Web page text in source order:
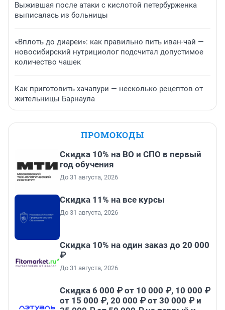
Выжившая после атаки с кислотой петербурженка
выписалась из больницы
«Вплоть до диареи»: как правильно пить иван-чай —
новосибирский нутрициолог подсчитал допустимое
количество чашек
Как приготовить хачапури — несколько рецептов от
жительницы Барнаула
ПРОМОКОДЫ
Скидка 10% на ВО и СПО в первый
год обучения
До 31 августа, 2026
Скидка 11% на все курсы
До 31 августа, 2026
Скидка 10% на один заказ до 20 000
₽
До 31 августа, 2026
Скидка 6 000 ₽ от 10 000 ₽, 10 000 ₽
от 15 000 ₽, 20 000 ₽ от 30 000 ₽ и